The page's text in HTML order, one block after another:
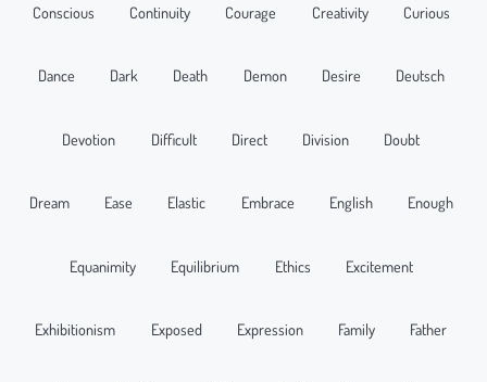
Conscious Continuity Courage Creativity Curious
Dance Dark Death Demon Desire Deutsch
Devotion Difficult Direct Division Doubt
Dream Ease Elastic Embrace English Enough
Equanimity Equilibrium Ethics Excitement
Exhibitionism Exposed Expression Family Father